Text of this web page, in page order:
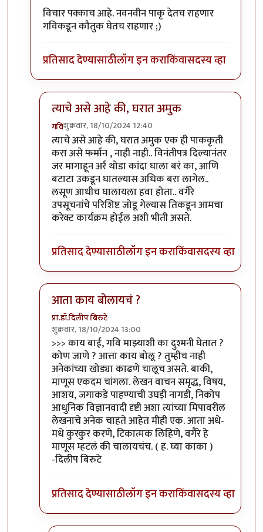
विचार पक्काच आहे. नवनवीन पाकृ देतच राहणार
गविकडून कौतुक घेतच राहणार ;)
प्रतिसाद देण्यासाठीलॉग इन कराकिंवासदस्य व्हा
त्याचे असे आहे की, घरात अमुक
गविशुक्रवार, 18/10/2024 12:40
In reply toकाय बाई, गवि माझ्याशी काbyBhakti
त्याचे असे आहे की, घरात अमुक एक ही पाककृती
करा असेफर्मान, नाही नाही.. विनंतीपत्र दिल्यानंतर
जर मागाहून अर्र थोडा कांदा घाला बरं का, आणि
बटाटा उकडून घातल्यास अधिक बरा लागेल..
लसूण आधीच घालायला हवा होता.. वगैरे
उपसूचनांचे परिशिष्ट जोडू गेल्यास तिकडून आमचा
करेक्ट कार्यक्रम होईल अशी भीती असते.
प्रतिसाद देण्यासाठीलॉग इन कराकिंवासदस्य व्हा
आता काय बोलायचं ?
प्रा.डॉ.दिलीप बिरुटे
शुक्रवार, 18/10/2024 13:00
In reply toकाय बाई, गवि माझ्याशी काbyBhakti
>>> काय बाई, गवि माझ्याशी का दुश्मनी घेतात ?
कोण जाणे ? आत्ता काय बोलू ? तुम्हीच नाही
अनेकांच्या खोड्या काढणे चालूच असते. बाकी,
माणूस एकदम चांगला. लेखन वाचन समृद्ध, विषय,
आशय, जगाकडे पाहण्याची उघड़ी नागडी, निकोप
आधुनिक विज्ञानवादी दृष्टी अशा त्यांच्या मिपावरील
लेखनाचे अनेक चाहते आहेत मीही एक. आता अधे-
मधे कुरकुर करणे, टिकात्मक लिहिणे, वगैरे हे
माणूस म्हटलं की चालायचंच. ( ह. घ्या काका )
-दिलीप बिरुटे
प्रतिसाद देण्यासाठीलॉग इन कराकिंवासदस्य व्हा